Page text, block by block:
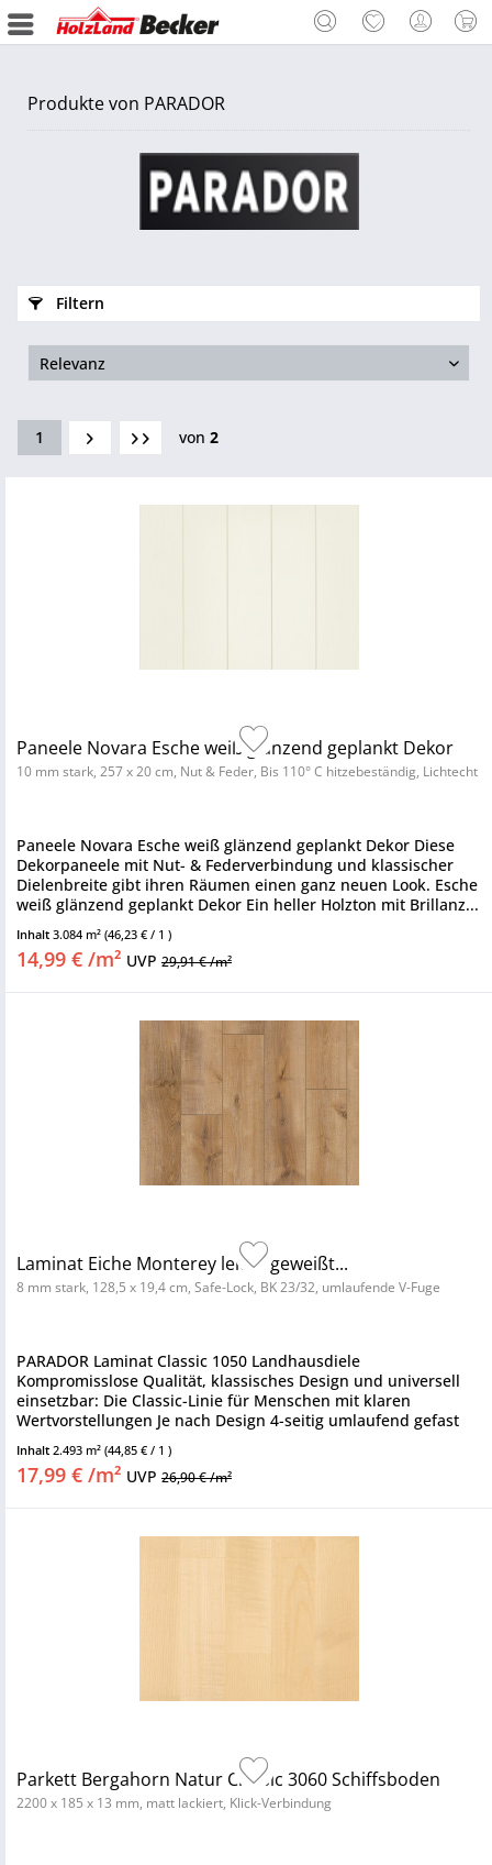
Produkte von PARADOR
Filtern
1 von 2
Paneele Novara Esche weiß glänzend geplankt Dekor
10 mm stark, 257 x 20 cm, Nut & Feder, Bis 110° C hitzebeständig, Lichtecht
Paneele Novara Esche weiß glänzend geplankt Dekor Diese
Dekorpaneele mit Nut- & Federverbindung und klassischer
Dielenbreite gibt ihren Räumen einen ganz neuen Look. Esche
weiß glänzend geplankt Dekor Ein heller Holzton mit Brillanz...
Inhalt 3.084 m² (46,23 € / 1 )
14,99 € /m² UVP 29,91 € /m²
Laminat Eiche Monterey leicht geweißt...
8 mm stark, 128,5 x 19,4 cm, Safe-Lock, BK 23/32, umlaufende V-Fuge
PARADOR Laminat Classic 1050 Landhausdiele
Kompromisslose Qualität, klassisches Design und universell
einsetzbar: Die Classic-Linie für Menschen mit klaren
Wertvorstellungen Je nach Design 4-seitig umlaufend gefast
oder ohne Fuge...
Inhalt 2.493 m² (44,85 € / 1 )
17,99 € /m² UVP 26,90 € /m²
Parkett Bergahorn Natur Classic 3060 Schiffsboden
2200 x 185 x 13 mm, matt lackiert, Klick-Verbindung